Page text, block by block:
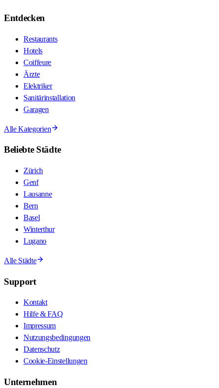
Entdecken
Restaurants
Hotels
Coiffeure
Ärzte
Elektriker
Sanitärinstallation
Garagen
Alle Kategorien
Beliebte Städte
Zürich
Genf
Lausanne
Bern
Basel
Winterthur
Lugano
Alle Städte
Support
Kontakt
Hilfe & FAQ
Impressum
Nutzungsbedingungen
Datenschutz
Cookie-Einstellungen
Unternehmen